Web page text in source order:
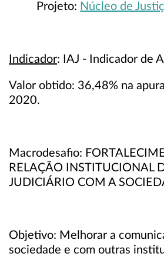
Projeto: Núcleo de
Indicador: IAJ - Indicador de
Valor obtido: 36,48% na
2020.
Macrodesafio:
RELAÇÃO INSTITUCIONAL
JUDICIÁRIO COM A
Objetivo: Melhorar a
sociedade e com outras